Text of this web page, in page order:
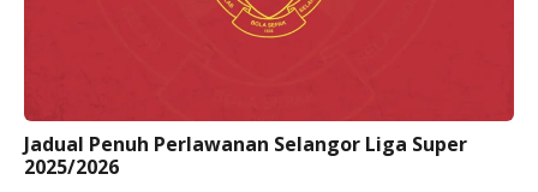
Jadual Penuh Perlawanan Selangor Liga Super
2025/2026